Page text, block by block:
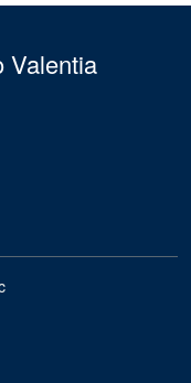
Valentia